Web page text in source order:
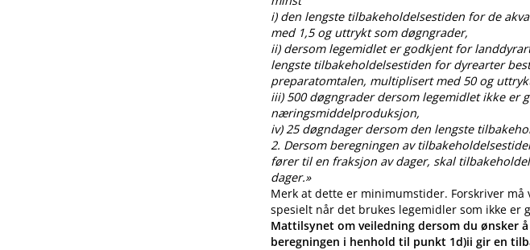
i) den lengste tilbakeholdelsestiden for de
med 1,5 og uttrykt som døgngrader,
ii) dersom legemidlet er godkjent for
lengste tilbakeholdelsestiden for dyrearter
preparatomtalen, multiplisert med 50 og
iii) 500 døgngrader dersom legemidlet ikke er
næringsmiddelproduksjon,
iv) 25 døgndager dersom den lengste
2. Dersom beregningen av
fører til en fraksjon av dager, skal
dager.»
Merk at dette er minimumstider. Forskriver
spesielt når det brukes legemidler som ikke
Mattilsynet om veiledning dersom du ønsker
beregningen i henhold til punkt 1d)ii gir en